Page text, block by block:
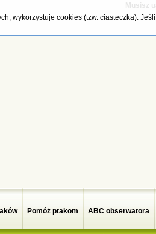
wykorzystuje cookies (tzw. ciasteczka).
Musisz
Pomóż ptakom ABC obserwatora